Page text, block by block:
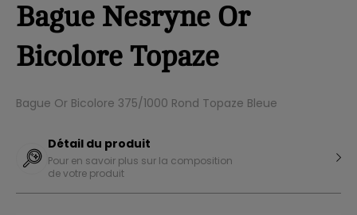
Bague Nesryne Or
Bicolore Topaze
Bague Or Bicolore 375/1000 Rond Topaze Bleue
Détail du produit
Pour en savoir plus sur la composition
de votre produit